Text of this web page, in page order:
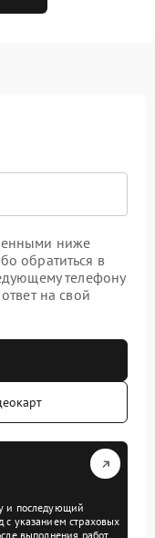
ниже
обратиться в
телефону
на свой
и последующий
с указанием страховых
выполнения работ